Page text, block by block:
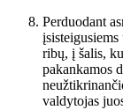
Perduodant
ribų, į šalis,
pakankamos
valdytojas